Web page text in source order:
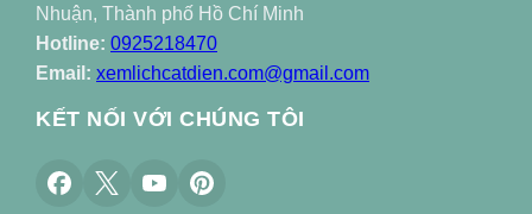
Nhuận, Thành phố Hồ Chí Minh
Hotline: 0925218470
Email: xemlichcatdien.com@gmail.com
KẾT NỐI VỚI CHÚNG TÔI